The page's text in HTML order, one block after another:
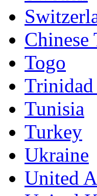
Chinese
Togo
Trinidad
Tunisia
Turkey
Ukraine
United